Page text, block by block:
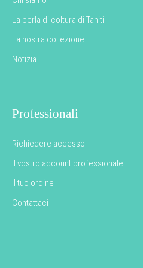
La perla di coltura di Tahiti
La nostra collezione
Notizia
Professionali
Richiedere accesso
Il vostro account professionale
Il tuo ordine
Contattaci